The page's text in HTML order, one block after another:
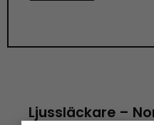
Ljussläckare –